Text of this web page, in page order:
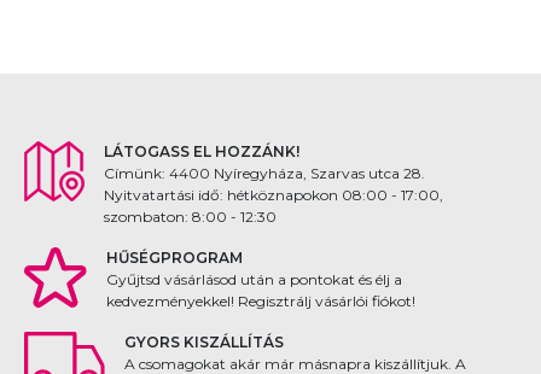
LÁTOGASS EL HOZZÁNK!
Címünk: 4400 Nyíregyháza, Szarvas utca 28.
Nyitvatartási idő: hétköznapokon 08:00 - 17:00,
szombaton: 8:00 - 12:30
HŰSÉGPROGRAM
Gyűjtsd vásárlásod után a pontokat és élj a
kedvezményekkel! Regisztrálj vásárlói fiókot!
GYORS KISZÁLLÍTÁS
A csomagokat akár már másnapra kiszállítjuk. A